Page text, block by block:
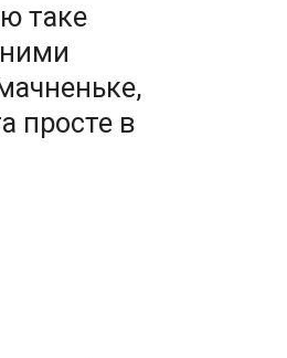
таке
просте в